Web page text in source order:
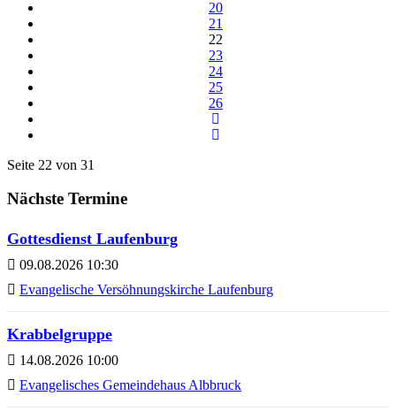
20
21
22
23
24
25
26
Seite 22 von 31
Nächste Termine
Gottesdienst Laufenburg
09.08.2026 10:30
Evangelische Versöhnungskirche Laufenburg
Krabbelgruppe
14.08.2026 10:00
Evangelisches Gemeindehaus Albbruck